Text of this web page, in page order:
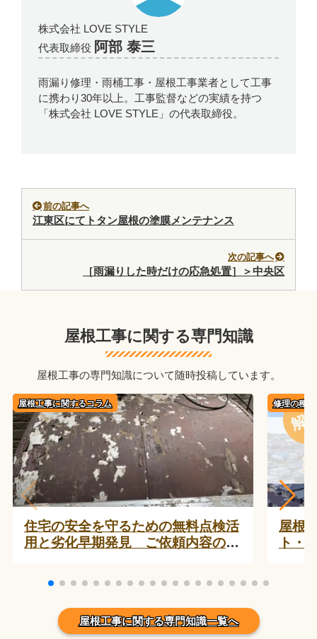
株式会社 LOVE STYLE
代表取締役 阿部 泰三
雨漏り修理・雨桶工事・屋根工事業者として工事
に携わり30年以上。工事監督などの実績を持つ
「株式会社 LOVE STYLE」の代表取締役。
前の記事へ
江東区にてトタン屋根の塗膜メンテナンス
次の記事へ
［雨漏りした時だけの応急処置］＞中央区
屋根工事に関する専門知識
屋根工事の専門知識について随時投稿しています。
屋根工事に関するコラム
住宅の安全を守るための無料点検活
用と劣化早期発見 ご依頼内容の実
修理の種類
屋根
ト・
屋根工事に関する専門知識一覧へ